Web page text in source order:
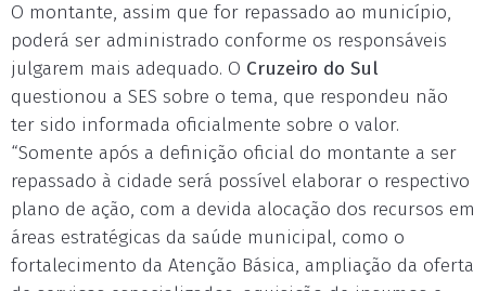
O montante, assim que for repassado ao município,
poderá ser administrado conforme os responsáveis
julgarem mais adequado. O Cruzeiro do Sul
questionou a SES sobre o tema, que respondeu não
ter sido informada oficialmente sobre o valor.
“Somente após a definição oficial do montante a ser
repassado à cidade será possível elaborar o respectivo
plano de ação, com a devida alocação dos recursos em
áreas estratégicas da saúde municipal, como o
fortalecimento da Atenção Básica, ampliação da oferta